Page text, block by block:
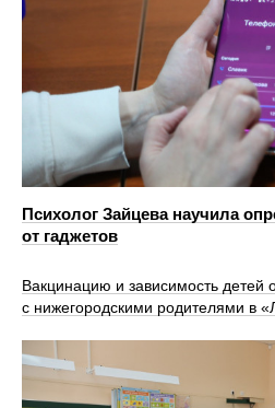
Психолог Зайцева научила
от гаджетов
Вакцинацию и зависимость детей
с нижегородскими родителями в